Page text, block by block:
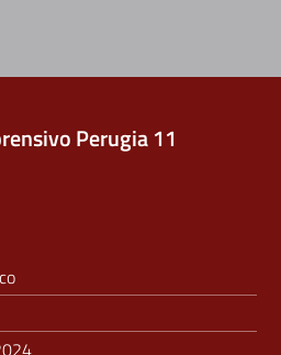
Perugia 11